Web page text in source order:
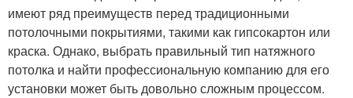
Футуристичный
потолок
Потолок с узором
имеют ряд преимуществ перед традиционными
потолочными покрытиями, такими как гипсокартон или
краска. Однако, выбрать правильный тип натяжного
потолка и найти профессиональную компанию для его
установки может быть довольно сложным процессом.